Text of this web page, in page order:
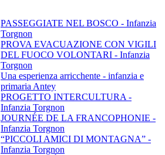
PASSEGGIATE NEL BOSCO - Infanzia
Torgnon
PROVA EVACUAZIONE CON VIGILI
DEL FUOCO VOLONTARI - Infanzia
Torgnon
Una esperienza arricchente - infanzia e
primaria Antey
PROGETTO INTERCULTURA -
Infanzia Torgnon
JOURNÉE DE LA FRANCOPHONIE -
Infanzia Torgnon
“PICCOLI AMICI DI MONTAGNA” -
Infanzia Torgnon